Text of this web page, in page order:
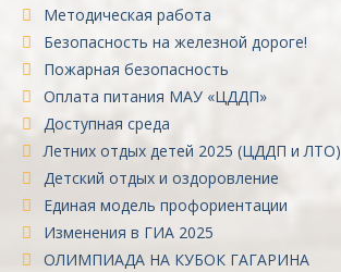
Методическая работа
Безопасность на железной дороге!
Пожарная безопасность
Оплата питания МАУ «ЦДДП»
Доступная среда
Летних отдых детей 2025 (ЦДДП и ЛТО)
Детский отдых и оздоровление
Единая модель профориентации
Изменения в ГИА 2025
ОЛИМПИАДА НА КУБОК ГАГАРИНА